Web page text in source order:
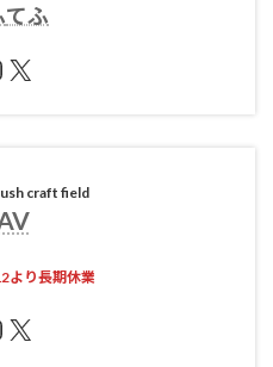
てふ
X
craft field
より長期休業
X